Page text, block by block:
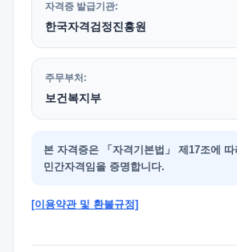
자격증 발급기관:
한국자격검정진흥원
주무부처:
보건복지부
본 자격증은 「자격기본법」 제17조에 따
민간자격임을 증명합니다.
[이용약관 및 환불규정]